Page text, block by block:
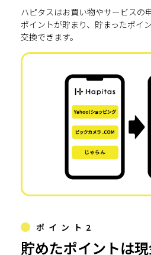
ハピタスはお買い物やサービスの
ポイントが貯まり、貯まったポイ
交換できます。
ポイント2
貯めたポイントは